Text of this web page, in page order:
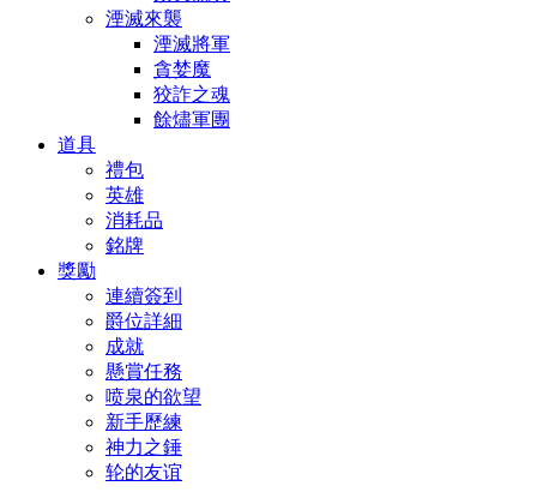
湮滅來襲
湮滅將軍
貪婪魔
狡詐之魂
餘燼軍團
道具
禮包
英雄
消耗品
銘牌
獎勵
連續簽到
爵位詳細
成就
懸賞任務
喷泉的欲望
新手歷練
神力之錘
轮的友谊